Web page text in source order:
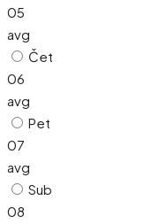
05
avg
Čet
06
avg
Pet
07
avg
Sub
08